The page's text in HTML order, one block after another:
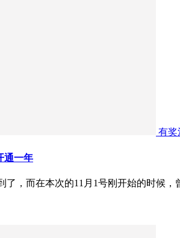
有奖
通一年
了，而在本次的11月1号刚开始的时候